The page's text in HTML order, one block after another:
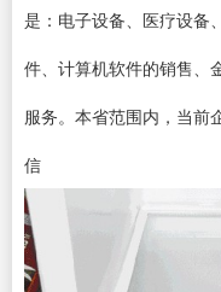
是：电子设备、医疗设备
件、计算机软件的销售、
服务。本省范围内，当前
信